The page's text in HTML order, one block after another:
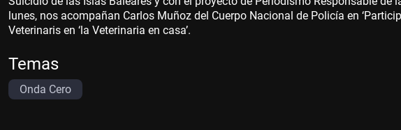
lunes, nos acompañan Carlos Muñoz del Cuerpo Nacional de Policía en
Veterinaris en ‘la Veterinaria en casa’.
Temas
Onda Cero